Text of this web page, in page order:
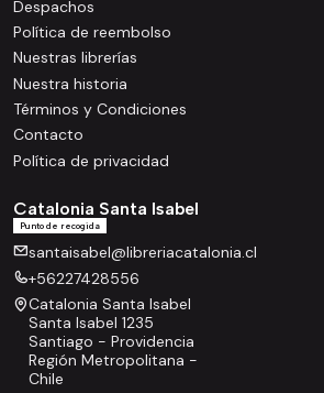
Despachos
Política de reembolso
Nuestras librerías
Nuestra historia
Términos y Condiciones
Contacto
Política de privacidad
Catalonia Santa Isabel
Punto de recogida
santaisabel@libreriacatalonia.cl
+56227428556
Catalonia Santa Isabel
Santa Isabel 1235
Santiago - Providencia
Región Metropolitana -
Chile